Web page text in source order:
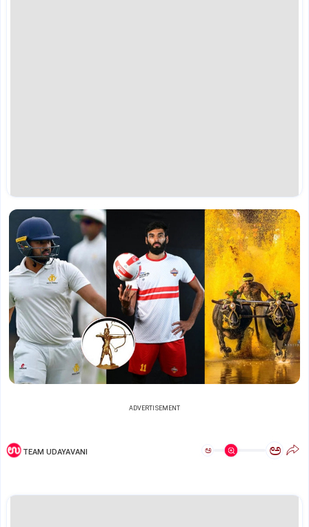
ADVERTISEMENT
TEAM UDAYAVANI ಅ ಅ